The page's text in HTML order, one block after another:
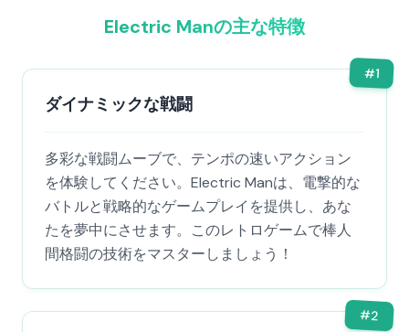
Electric Manの主な特徴
#1
ダイナミックな戦闘
多彩な戦闘ムーブで、テンポの速いアクション
を体験してください。Electric Manは、電撃的な
バトルと戦略的なゲームプレイを提供し、あな
たを夢中にさせます。このレトロゲームで棒人
間格闘の技術をマスターしましょう！
#2